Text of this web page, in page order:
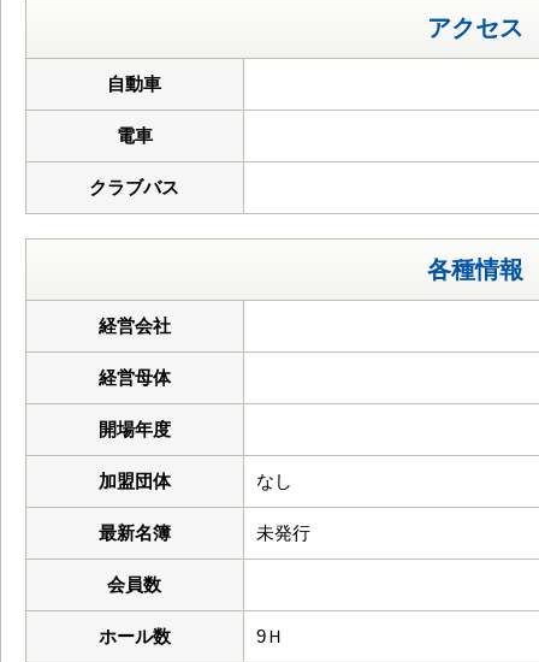
アクセス
自動車
電車
クラブバス
各種情報
経営会社
経営母体
開場年度
加盟団体 なし
最新名簿 未発行
会員数
ホール数 9Ｈ